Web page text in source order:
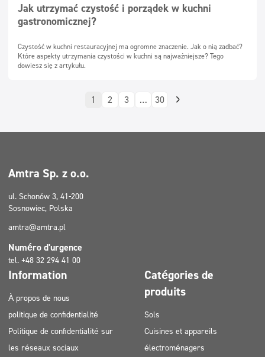
Jak utrzymać czystość i porządek w kuchni
gastronomicznej?
Czystość w kuchni restauracyjnej ma ogromne znaczenie. Jak o nią zadbać?
Które aspekty utrzymania czystości w kuchni są najważniejsze? Tego
dowiesz się z artykułu.
1 2 3 … 30
Amtra Sp. z o.o.
ul. Schonów 3, 41-200
Sosnowiec, Polska
amtra@amtra.pl
Numéro d'urgence
tel. +48 32 294 41 00
Information
À propos de nous
politique de confidentialité
Politique de confidentialité sur
les réseaux sociaux
Catégories de
produits
Sols
Cuisines et appareils
électroménagers